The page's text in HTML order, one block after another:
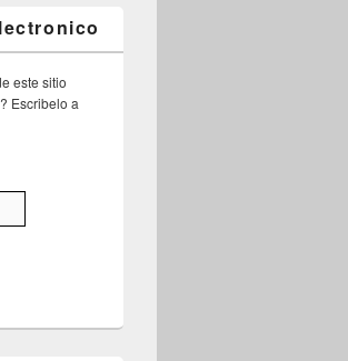
este sitio
Escribelo a